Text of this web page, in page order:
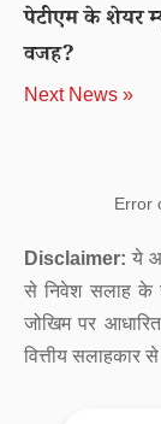
पेटीएम के शेयर
वजह?
Next News »
Error
Disclaimer: ये
से निवेश सलाह के
जोखिम पर
वित्तीय सलाहकार